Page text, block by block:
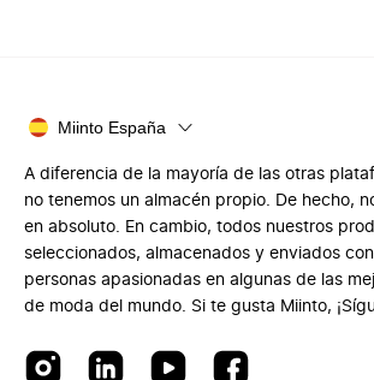
Miinto España
A diferencia de la mayoría de las otras
no tenemos un almacén propio. De hecho,
en absoluto. En cambio, todos nuestros
seleccionados, almacenados y enviados
personas apasionadas en algunas de las
de moda del mundo. Si te gusta Miinto,